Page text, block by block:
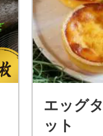
エッグ
ット